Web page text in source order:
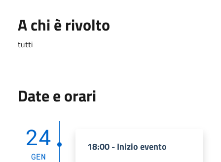
A chi è rivolto
tutti
Date e orari
24
GEN
18:00 - Inizio evento